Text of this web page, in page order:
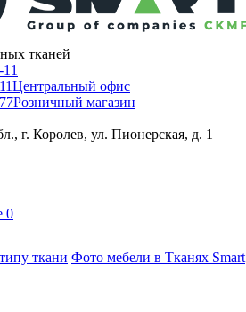
тканей
Центральный офис
Розничный магазин
г. Королев, ул. Пионерская, д. 1
0
ткани Фото мебели в Тканях Smart